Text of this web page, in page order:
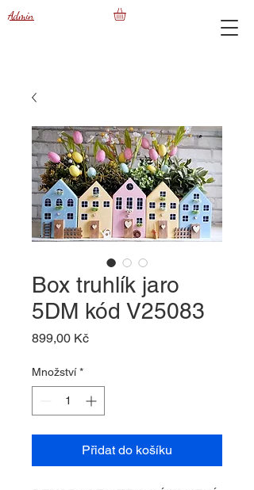
Admin
Box truhlík jaro
5DM kód V25083
899,00 KčCena
Množství *
Přidat do košíku